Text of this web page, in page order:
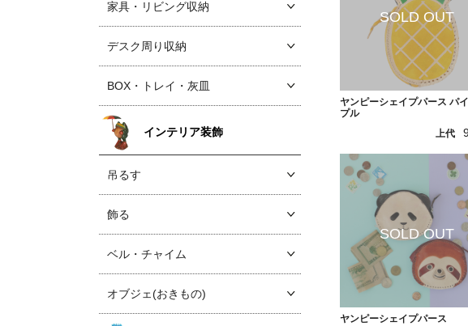
ヤンピーシェイプパース パ
プル
上代
ヤンピーシェイプパース
家具・リビング収納
デスク周り収納
BOX・トレイ・灰皿
インテリア装飾
吊るす
飾る
ベル・チャイム
オブジェ(おきもの)